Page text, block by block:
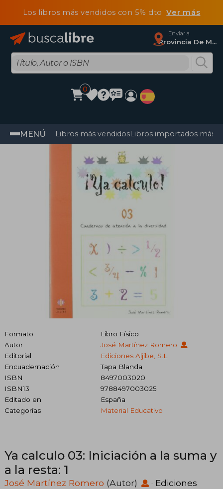
Los libros más vendidos con 5% dtoVer más
Enviar a
Provincia De Madrid
0
MENÚ Libros más vendidosLibros importados más
Formato
Libro Físico
Autor
José Martínez Romero
Editorial
Ediciones Aljibe, S.L.
Encuadernación
Tapa Blanda
ISBN
8497003020
ISBN13
9788497003025
Editado en
España
Categorías
Material Educativo
Ya calculo 03: Iniciación a la suma y
a la resta: 1
José Martínez Romero (Autor) · Ediciones